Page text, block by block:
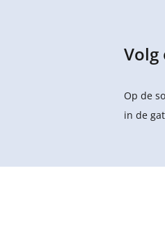
Volg
Op de
in de